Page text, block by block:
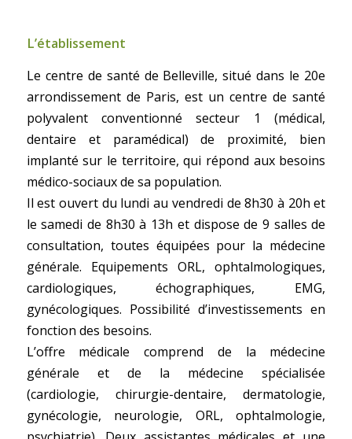
L’établissement
Le centre de santé de Belleville, situé dans le 20e
arrondissement de Paris, est un centre de santé
polyvalent conventionné secteur 1 (médical,
dentaire et paramédical) de proximité, bien
implanté sur le territoire, qui répond aux besoins
médico-sociaux de sa population.
Il est ouvert du lundi au vendredi de 8h30 à 20h et
le samedi de 8h30 à 13h et dispose de 9 salles de
consultation, toutes équipées pour la médecine
générale. Equipements ORL, ophtalmologiques,
cardiologiques, échographiques, EMG,
gynécologiques. Possibilité d’investissements en
fonction des besoins.
L’offre médicale comprend de la médecine
générale et de la médecine spécialisée
(cardiologie, chirurgie-dentaire, dermatologie,
gynécologie, neurologie, ORL, ophtalmologie,